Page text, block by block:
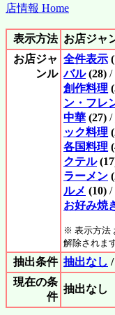
店情報 Home
表示方法 お店ジャ
お店ジャ
ンル
全件表示
バル(28) /
創作料理
ン・フレ
中華 (27) /
ック料理
各国料理
クテル
ラーメン
ルメ (10) /
お好み焼
※ 表示方法
解除されます
抽出条件 抽出なし /
現在の条
件
抽出なし